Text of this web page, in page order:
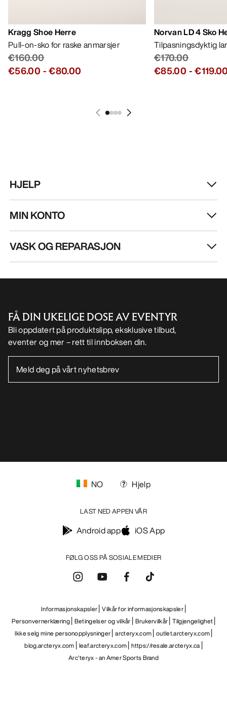
Kragg Shoe Herre
Pull-on-sko for raske anmarsjer
€160.00
€56.00 -€80.00
Norvan LD 4 Sko
Tilpasningsdyktig
€170.00
€85.00 -
HJELP
MIN KONTO
VASK OG REPARASJON
FÅ DIN UKELIGE DOSE AV EVENTYR
Bli oppdatert på produktslipp, eksklusive tilbud,
eventer og mer – rett til innboksen din.
FØLG OSS PÅ SOSIALE MEDIER
NO Hjelp
LAST NED APPEN VÅR
Android app iOS App
Informasjonskapsler Vilkår for informasjonskapsler
Personvernerklæring Betingelser og vilkår Brukervilkår Tilgjengelighet
Ikke selg mine personopplysninger arcteryx.com outlet.arcteryx.com
blog.arcteryx.com leaf.arcteryx.com https://resale.arcteryx.ca
Arc'teryx - an Amer Sports Brand